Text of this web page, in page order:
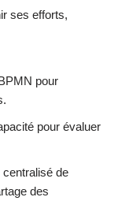
ses efforts,
pour
pour évaluer
centralisé de
des